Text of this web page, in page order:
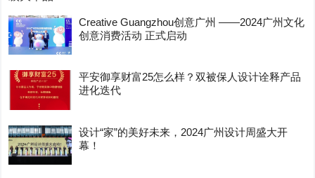
Creative Guangzhou创意广州 ——2024广州文化
创意消费活动 正式启动
平安御享财富25怎么样？双被保人设计诠释产品
进化迭代
设计“家”的美好未来，2024广州设计周盛大开
幕！